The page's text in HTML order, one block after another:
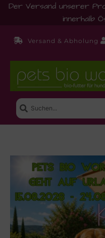
Der Versand unserer
innerhalb
Versand & Abholung
Neue Produkte
Shop
Ernährungsberatung!
Startseite
Über Mich!